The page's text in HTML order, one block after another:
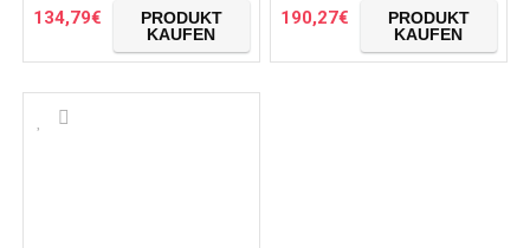
134,79€
PRODUKT
KAUFEN
L-BOXX)+Bosch…
190,27€
PRODUKT
KAUFEN